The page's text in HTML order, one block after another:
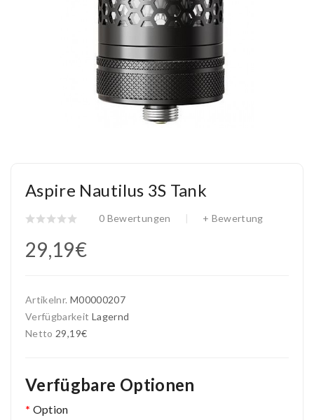
Aspire Nautilus 3S Tank
0 Bewertungen + Bewertung
29,19€
Artikelnr. M00000207
Verfügbarkeit Lagernd
Netto 29,19€
Verfügbare Optionen
Option